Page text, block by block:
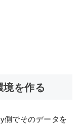
を作る
側でそのデータを